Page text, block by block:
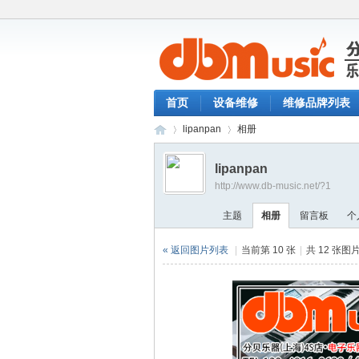
首页 设备维修 维修品牌列表
›
lipanpan 相册
lipanpan
http://www.db-music.net/?1
主题 相册 留言板 个
« 返回图片列表 当前第 10 张 共 12 张图